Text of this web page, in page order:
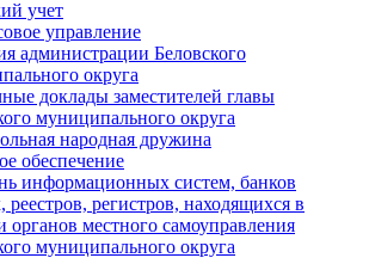
учет
управление
администрации Беловского
округа
доклады заместителей главы
муниципального округа
народная дружина
обеспечение
информационных систем, банков
реестров, регистров, находящихся в
органов местного самоуправления
муниципального округа